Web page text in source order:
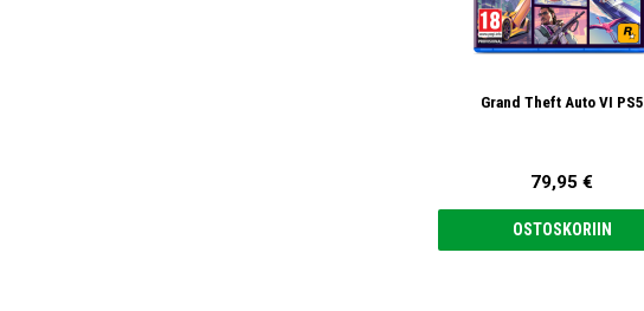
Grand Theft Auto VI PS5
79,95 €
OSTOSKORIIN